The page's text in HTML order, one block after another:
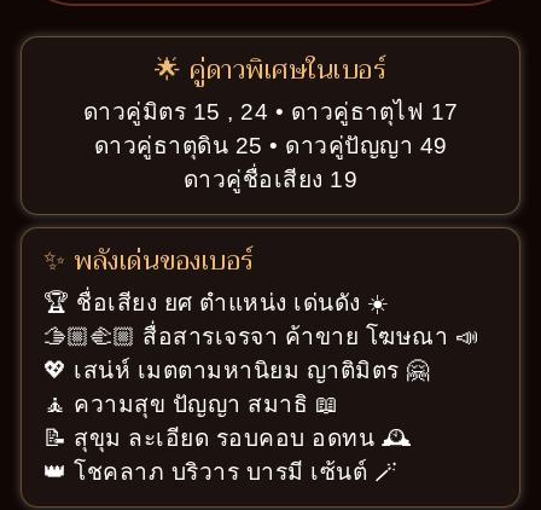
🌟 คู่ดาวพิเศษในเบอร์
ดาวคู่มิตร 15 , 24 • ดาวคู่ธาตุไฟ 17
ดาวคู่ธาตุดิน 25 • ดาวคู่ปัญญา 49
ดาวคู่ชื่อเสียง 19
✨ พลังเด่นของเบอร์
🏆 ชื่อเสียง ยศ ตำแหน่ง เด่นดัง ☀️
🫱🏼‍🫲🏼 สื่อสารเจรจา ค้าขาย โฆษณา 📣
💖 เสน่ห์ เมตตามหานิยม ญาติมิตร 🤗
🧘 ความสุข ปัญญา สมาธิ 📖
📝 สุขุม ละเอียด รอบคอบ อดทน 🕰️
👑 โชคลาภ บริวาร บารมี เซ้นต์ 🪄